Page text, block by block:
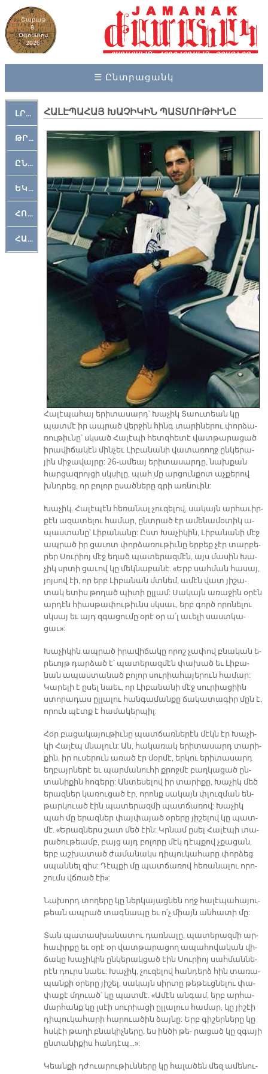
Շաբաթ
8,
Օգոստոս
2026
☰ Ընտրացանկ
ԼՐԱՀՈՍ
ԹՐՔԱՀԱՅ ԿԵԱՆՔ
ԸՆԿԵՐԱՄՇԱԿՈՒԹԱՅԻՆ
ԵԿԵՂԵՑԱԿԱՆ
ՀՈԳԵՄՏԱՒՈՐ
ՀԱՐԹԱԿ
ՀԱԼԷՊԱՀԱՅ ԽԱՉԻԿԻՆ ՊԱՏՄՈՒԹԻՒՆԸ
Հա­լէ­պա­հայ ե­րի­տա­սարդ՝ Խա­չիկ Տաու­տեան կը
պատ­մէ իր ապ­րած վեր­ջին հինգ տա­րի­նե­րու փոր­ձա­
ռու­թիւ­նը՝ սկսած Հա­լէ­պի հետզ­հե­տէ վատ­թա­րա­ցած
ի­րա­վի­ճա­կէն մին­չեւ Լի­բա­նա­նի վա­տա­ռողջ ըն­կե­րա­
յին մի­ջա­վայ­րը: 26-ա­մեայ ե­րի­տա­սար­դը, նախ­քան
հար­ցազրոյ­ցի սկսի­լը, պահ մը ար­ցուն­քոտ աչ­քե­րով
խնդրեց, որ բո­լոր ը­սած­նե­րը գրի առ­նուին:
Խա­չիկ, Հա­լէ­պէն հե­ռա­նալ չու­զե­լով, սա­կայն ար­հա­ւիր­
քէն ա­զա­տե­լու հա­մար, ընտ­րած էր ա­մե­նա­մօ­տիկ ա­
պաս­տա­նը՝ Լի­բա­նա­նը: Ըստ Խա­չի­կին, Լի­բա­նա­նի մէջ
ապ­րած իր ցա­ւոտ փոր­ձա­ռու­թիւ­նը եր­բեք չէր տար­բե­
րեր Սու­րիոյ մէջ ե­ղած պա­տե­րազ­մէն, այս մա­սին Խա­
չիկ սրտի ցա­ւով կը մեկ­նա­բա­նէ. «Երբ սահ­ման հա­սայ,
յոյ­սով էի, որ երբ Լի­բա­նան մտնեմ, ա­մէն վատ յի­շա­
տակ ե­տիս թո­ղած պի­տի ըլ­լամ: Սա­կայն ա­ռա­ջին օ­րէն
ար­դէն հիաս­թա­փու­թիւնս սկսաւ, երբ գործ ո­րո­նե­լու
սկսայ եւ այդ զգա­ցու­մը օ­րէ օր ա՛լ ա­ւե­լի սաստ­կա­
ցաւ»:
Խա­չի­կին ապ­րած ի­րա­վի­ճա­կը ո­րոշ չա­փով բնա­կան ե­
րե­ւոյթ դար­ձած է՝ պա­տե­րազ­մէն փա­խած եւ Լի­բա­
նան ա­պաս­տա­նած բո­լոր սու­րիա­հա­յե­րուն հա­մար:
Կա­րե­լի է ը­սել նաեւ, որ Լի­բա­նա­նի մէջ սու­րիա­ցիին
ստո­րա­դաս ըլ­լա­լու հան­գա­ման­քը ճա­կա­տա­գիր մըն է,
ո­րուն պէտք է հա­մա­կեր­պիլ:
Հօր բա­ցա­կա­յու­թիւ­նը պատ­ճառ­նե­րէն մէկն էր Խա­չի­
կի Հա­լէպ մնա­լուն: Ան, հա­կա­ռակ ե­րի­տա­սարդ տա­րի­
քին, իր ու­սե­րուն ա­ռած էր մօր­մէ, եր­կու ե­րի­տա­սարդ
եղ­բայր­նե­րէ եւ պար­մա­նու­հի քրոջ­մէ բաղ­կա­ցած ըն­
տա­նի­քին հո­գե­րը: Ան­տե­սե­լով իր տա­րի­քը, Խա­չիկ մեծ
ե­րազ­ներ կա­ռու­ցած էր, ո­րոնք սա­կայն փլուզ­ման են­
թար­կուած էին պա­տե­րազ­մի պատ­ճա­ռով: Խա­չիկ
պահ մը ե­րազ­ներ փայ­փա­յած օ­րե­րը յի­շե­լով կը պատ­
մէ. «Ե­րազ­ներս շատ մեծ էին: Կրնամ ը­սել Հա­լէ­պի տա­
րա­ծու­թեամբ, բայց այդ բո­լո­րը մէկ դէպ­քով չքա­ցան,
երբ աշ­խա­տած ժա­մա­նակս դի­պու­կա­հա­րը փոր­ձեց
սպան­նել զիս: Դէպ­քի մը պատ­ճա­ռով հե­ռա­նա­լու ո­րո­
շումս վճռած էի»:
Նա­խորդ տո­ղե­րը կը ներ­կա­յաց­նեն ողջ հա­լէ­պա­հա­յու­
թեան ապ­րած տագ­նա­պը եւ ո՛չ միայն ան­հա­տի մը:
Տան պա­տաս­խա­նա­տու դառ­նա­լը, պա­տե­րազ­մի ար­
հա­ւիր­քը եւ օ­րէ օր վատ­թա­րա­ցող ա­պա­հո­վա­կան վի­
ճա­կը Խա­չի­կին ըն­կե­րակ­ցած էին Սու­րիոյ սահ­ման­նե­
րէն դուրս նաեւ: Խա­չիկ, չու­զե­լով հան­դերձ հին տա­ռա­
պան­քի օ­րե­րը յի­շել, սա­կայն սիր­տը թե­թեւց­նե­լու փա­
փա­քէ մղուած՝ կը պատ­մէ. «Ա­մէն ան­գամ, երբ ար­հա­
մար­հանք կը լսէի սու­րիա­ցի ըլ­լա­լուս հա­մար, կը յի­շէի
դի­պու­կա­հա­րի հա­րուա­ծին ձայ­նը: Երբ գի­շեր­նե­րը կը
հսկէի թա­ղի բնա­կիչ­նե­րը, ես ին­ծի թե- րա­ցած կը զգա­յի
ըն­տա­նի­քիս հան­դէպ...»:
Կեան­քի դժուա­րու­թիւն­նե­րը կը հա­լա­ծեն մեզ ա­մե­նու­